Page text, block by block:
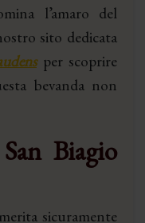
l’amaro del
sito dedicata
per scoprire
bevanda non
Biagio
sicuramente